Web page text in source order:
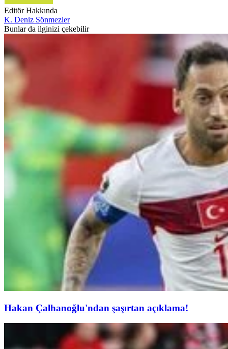
Editör Hakkında
K. Deniz Sönmezler
Bunlar da ilginizi çekebilir
Hakan Çalhanoğlu'ndan şaşırtan açıklama!